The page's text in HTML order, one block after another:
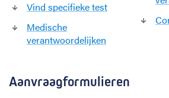
Vind specifieke test
Medische
verantwoordelijken
Aanvraagformulieren